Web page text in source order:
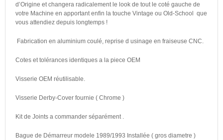
d’Origine et changera radicalement le look de tout le coté gauche de
votre Machine en apportant enfin la touche Vintage ou Old-School que
vous attendiez depuis longtemps !
Fabrication en aluminium coulé, reprise d usinage en fraiseuse CNC.
Cotes et tolérances identiques a la piece OEM
Visserie OEM réutilisable.
Visserie Derby-Cover fournie ( Chrome )
Kit de Joints a commander séparément .
Bague de Démarreur modele 1989/1993 Installée ( gros diametre )